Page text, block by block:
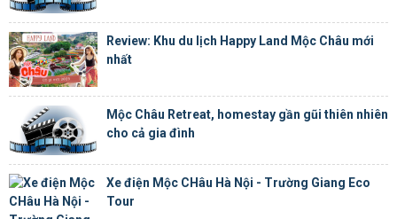
Review: Khu du lịch Happy Land Mộc Châu mới
nhất
Mộc Châu Retreat, homestay gần gũi thiên nhiên
cho cả gia đình
Xe điện Mộc CHâu Hà Nội - Trường Giang Eco
Tour